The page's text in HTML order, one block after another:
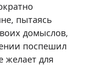
пытаясь
домыслов,
поспешил
желает для